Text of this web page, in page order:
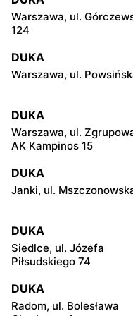
Warszawa, ul.
124
DUKA
Warszawa, ul.
DUKA
Warszawa, ul.
AK Kampinos 15
DUKA
Janki, ul.
DUKA
Siedlce, ul. Józefa
Piłsudskiego 74
DUKA
Radom, ul. Bolesława